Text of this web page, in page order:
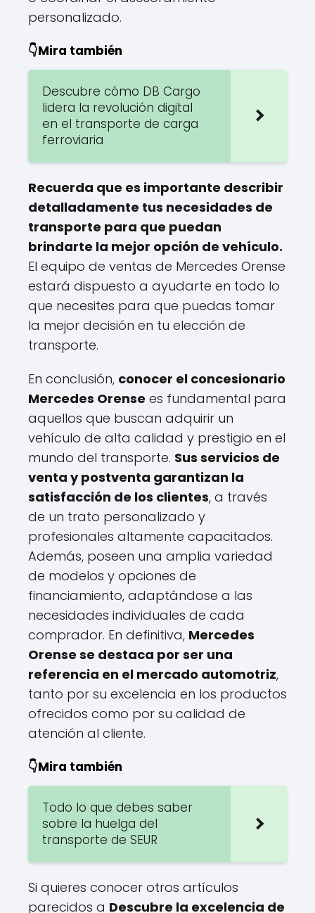
personalizado.
👇Mira también
Descubre cómo DB Cargo
lidera la revolución digital
en el transporte de carga
ferroviaria
Recuerda que es importante describir
detalladamente tus necesidades de
transporte para que puedan
brindarte la mejor opción de vehículo.
El equipo de ventas de Mercedes Orense
estará dispuesto a ayudarte en todo lo
que necesites para que puedas tomar
la mejor decisión en tu elección de
transporte.
En conclusión, conocer el concesionario
Mercedes Orense es fundamental para
aquellos que buscan adquirir un
vehículo de alta calidad y prestigio en el
mundo del transporte. Sus servicios de
venta y postventa garantizan la
satisfacción de los clientes, a través
de un trato personalizado y
profesionales altamente capacitados.
Además, poseen una amplia variedad
de modelos y opciones de
financiamiento, adaptándose a las
necesidades individuales de cada
comprador. En definitiva, Mercedes
Orense se destaca por ser una
referencia en el mercado automotriz,
tanto por su excelencia en los productos
ofrecidos como por su calidad de
atención al cliente.
👇Mira también
Todo lo que debes saber
sobre la huelga del
transporte de SEUR
Si quieres conocer otros artículos
parecidos a Descubre la excelencia de